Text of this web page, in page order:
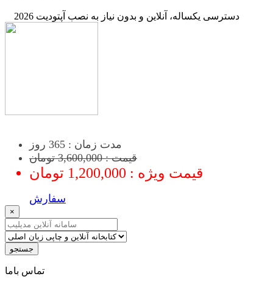
دسترسی یکساله، آنلاین و بدون نیاز به نصب آپتودیت 2026
مدت زمان : 365 روز
قیمت : 3,600,000 تومان
قیمت ویژه : 1,200,000 تومان
سفارش
×
جستجو
ﺗﻤﺎﺱ ﺑﺎﻣﺎ